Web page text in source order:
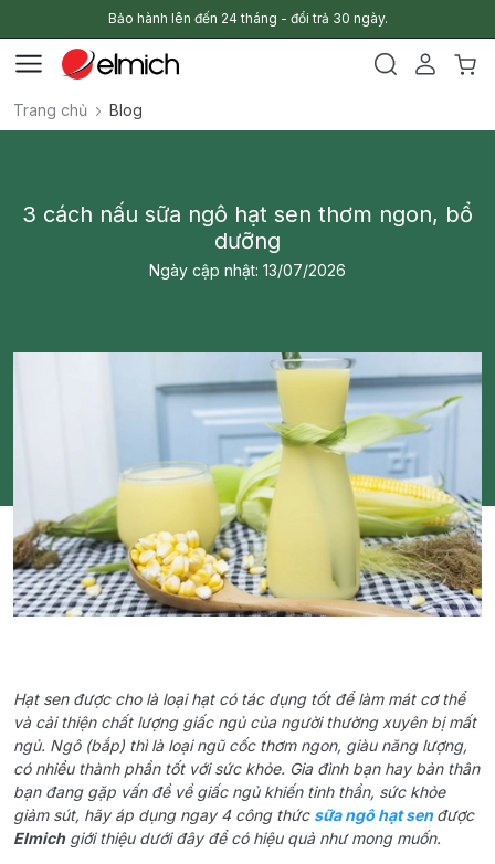
Bảo hành lên đến 24 tháng - đổi trả 30 ngày.
Trang chủ Blog
3 cách nấu sữa ngô hạt sen thơm ngon, bổ
dưỡng
Ngày cập nhật: 13/07/2026
Hạt sen được cho là loại hạt có tác dụng tốt để làm mát cơ thể
và cải thiện chất lượng giấc ngủ của người thường xuyên bị mất
ngủ. Ngô (bắp) thì là loại ngũ cốc thơm ngon, giàu năng lượng,
có nhiều thành phần tốt với sức khỏe. Gia đình bạn hay bản thân
bạn đang gặp vấn đề về giấc ngủ khiến tinh thần, sức khỏe
giảm sút, hãy áp dụng ngay 4 công thức sữa ngô hạt senđược
Elmichgiới thiệu dưới đây để có hiệu quả như mong muốn.